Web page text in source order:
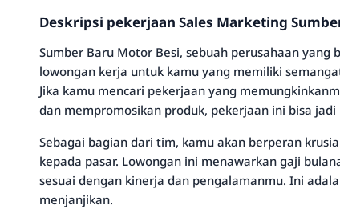
Deskripsi pekerjaan Sales Marketing
Sumber Baru Motor Besi, sebuah perusahaan yang
lowongan kerja untuk kamu yang memiliki
Jika kamu mencari pekerjaan yang
dan mempromosikan produk, pekerjaan ini bisa
Sebagai bagian dari tim, kamu akan berperan
kepada pasar. Lowongan ini menawarkan gaji
sesuai dengan kinerja dan pengalamanmu. Ini
menjanjikan.